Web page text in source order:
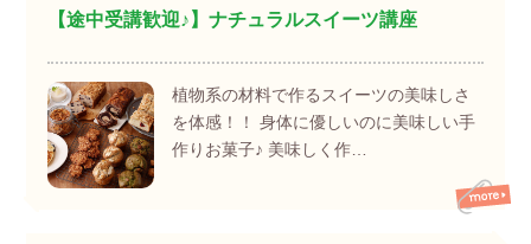
【途中受講歓迎♪】ナチュラルスイーツ講座
植物系の材料で作るスイーツの美味しさ
を体感！！ 身体に優しいのに美味しい手
作りお菓子♪ 美味しく作…